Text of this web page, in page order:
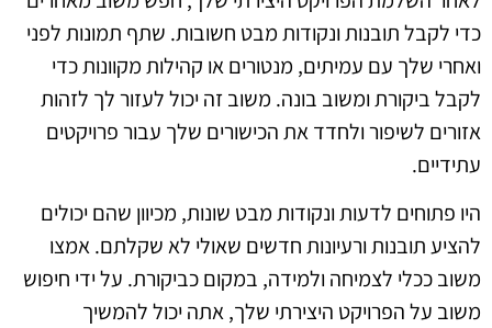
כדי לקבל תובנות ונקודות מבט חשובות. שתף תמונות לפני
ואחרי שלך עם עמיתים, מנטורים או קהילות מקוונות כדי
לקבל ביקורת ומשוב בונה. משוב זה יכול לעזור לך לזהות
אזורים לשיפור ולחדד את הכישורים שלך עבור פרויקטים
עתידיים.
היו פתוחים לדעות ונקודות מבט שונות, מכיוון שהם יכולים
להציע תובנות ורעיונות חדשים שאולי לא שקלתם. אמצו
משוב ככלי לצמיחה ולמידה, במקום כביקורת. על ידי חיפוש
משוב על הפרויקט היצירתי שלך, אתה יכול להמשיך